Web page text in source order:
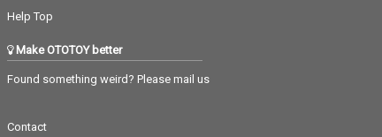
Help Top
Make OTOTOY better
Found something weird? Please mail us
Contact